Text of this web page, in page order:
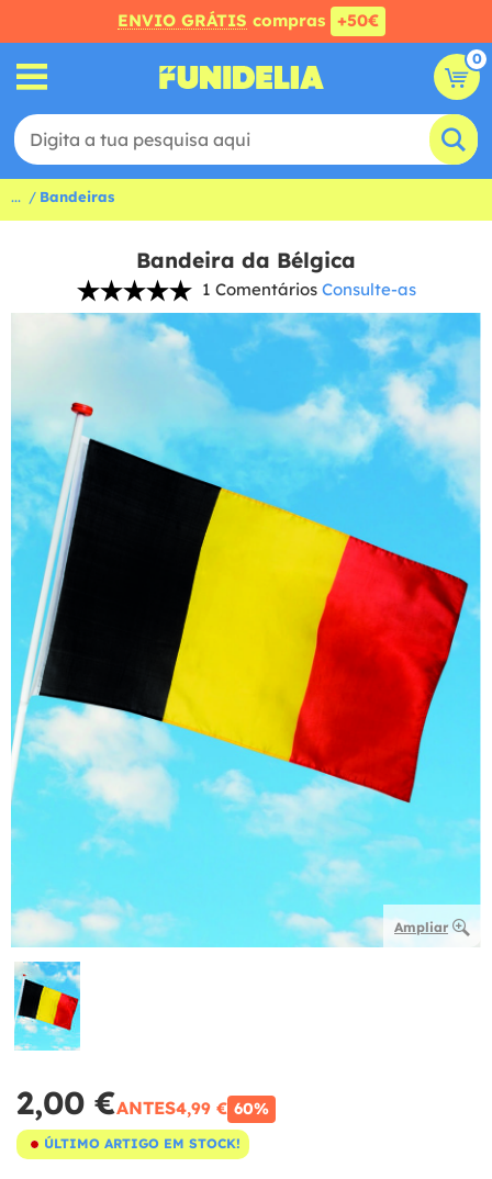
ENVIO GRÁTIS compras +50€
0
... Bandeiras
Bandeira da Bélgica
1 Comentários Consulte-as
Ampliar
2,00 €ANTES4,99 € 60%
ÚLTIMO ARTIGO EM STOCK!